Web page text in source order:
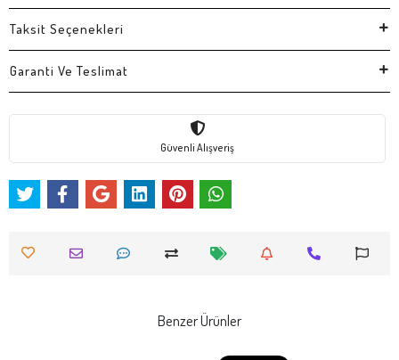
Taksit Seçenekleri
Garanti Ve Teslimat
Güvenli Alışveriş
Benzer Ürünler